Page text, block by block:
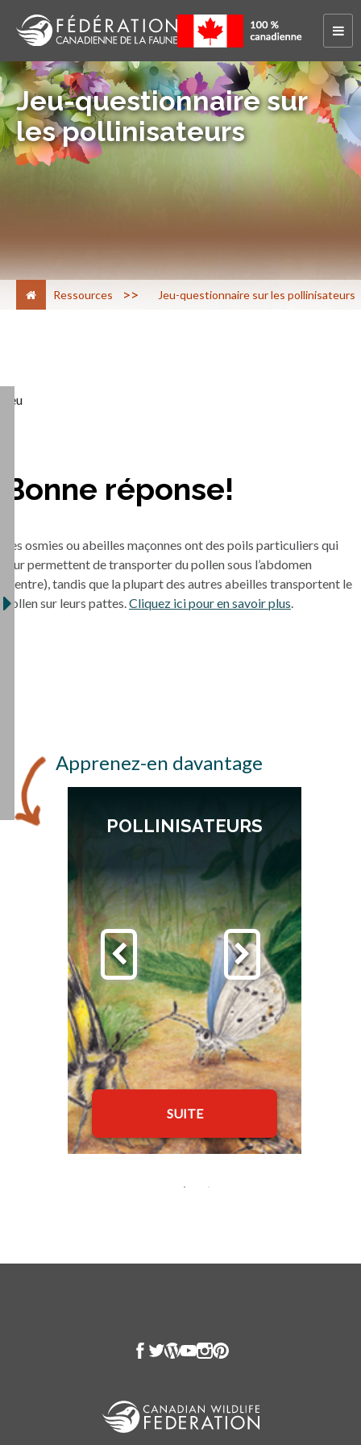
Jeu-questionnaire sur
les pollinisateurs
Ressources > Jeu-questionnaire sur les pollinisateurs
Jeu
Bonne réponse!
Les osmies ou abeilles maçonnes ont des poils particuliers qui
leur permettent de transporter du pollen sous l’abdomen
(ventre), tandis que la plupart des autres abeilles transportent le
pollen sur leurs pattes.Cliquez ici pour en savoir plus.
Apprenez-en davantage
POLLINISATEURS
SUITE